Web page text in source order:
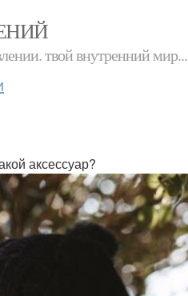
твой внутренний мир...
аксессуар?